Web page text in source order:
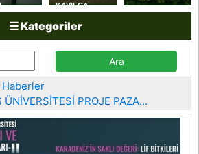
ETTİ
KAVILCA
HASADI
YAPILDI
☰ Kategoriler
ÜNİVERSİTESİ PROJE PAZA...